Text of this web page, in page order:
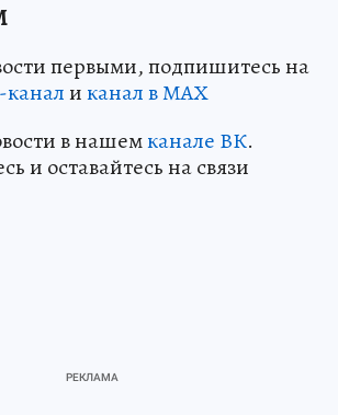
первыми, подпишитесь на
каналиканал в МАХ
в нашемканале ВК.
и оставайтесь на связи